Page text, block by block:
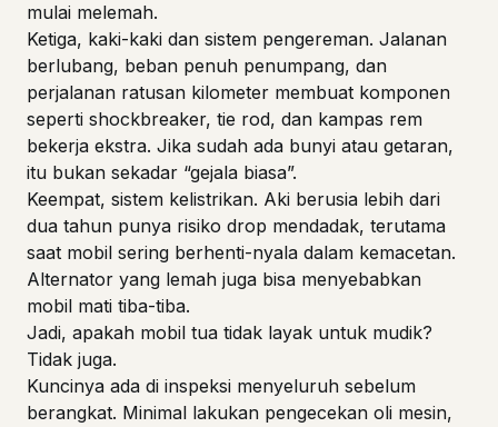
mulai melemah.
Ketiga, kaki-kaki dan sistem pengereman. Jalanan
berlubang, beban penuh penumpang, dan
perjalanan ratusan kilometer membuat komponen
seperti shockbreaker, tie rod, dan kampas rem
bekerja ekstra. Jika sudah ada bunyi atau getaran,
itu bukan sekadar “gejala biasa”.
Keempat, sistem kelistrikan. Aki berusia lebih dari
dua tahun punya risiko drop mendadak, terutama
saat mobil sering berhenti-nyala dalam kemacetan.
Alternator yang lemah juga bisa menyebabkan
mobil mati tiba-tiba.
Jadi, apakah mobil tua tidak layak untuk mudik?
Tidak juga.
Kuncinya ada di inspeksi menyeluruh sebelum
berangkat. Minimal lakukan pengecekan oli mesin,